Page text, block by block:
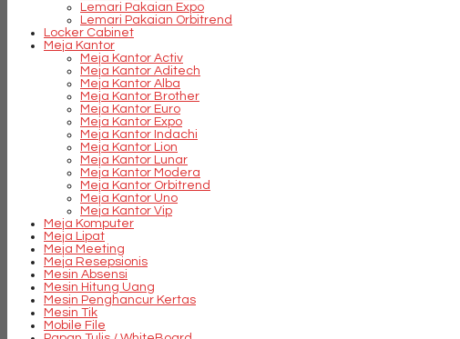
Lemari Pakaian Expo
Lemari Pakaian Orbitrend
Locker Cabinet
Meja Kantor
Meja Kantor Activ
Meja Kantor Aditech
Meja Kantor Alba
Meja Kantor Brother
Meja Kantor Euro
Meja Kantor Expo
Meja Kantor Indachi
Meja Kantor Lion
Meja Kantor Lunar
Meja Kantor Modera
Meja Kantor Orbitrend
Meja Kantor Uno
Meja Kantor Vip
Meja Komputer
Meja Lipat
Meja Meeting
Meja Resepsionis
Mesin Absensi
Mesin Hitung Uang
Mesin Penghancur Kertas
Mesin Tik
Mobile File